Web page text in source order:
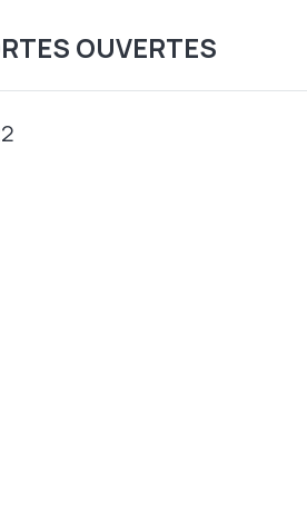
OUVERTES